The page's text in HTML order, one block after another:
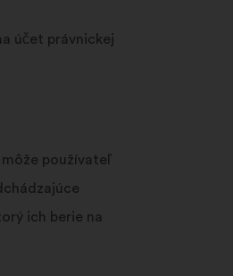
účet právnickej
používateľ
ich berie na